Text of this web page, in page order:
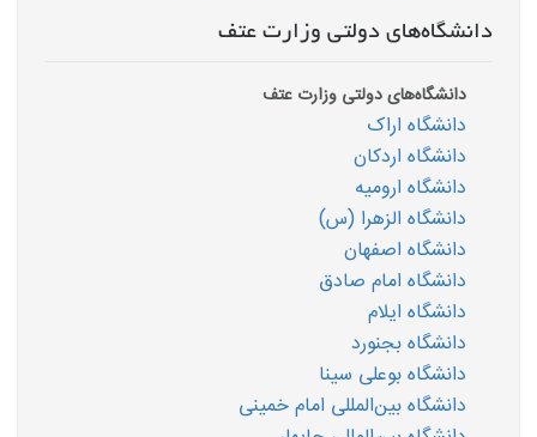
دانشگاه‌های دولتی وزارت عتف
دانشگاه‌های دولتی وزارت عتف
دانشگاه اراک
دانشگاه اردکان
دانشگاه ارومیه
دانشگاه الزهرا (س)
دانشگاه اصفهان
دانشگاه امام صادق
دانشگاه ایلام
دانشگاه بجنورد
دانشگاه بوعلی سینا
دانشگاه بین‌المللی امام خمینی